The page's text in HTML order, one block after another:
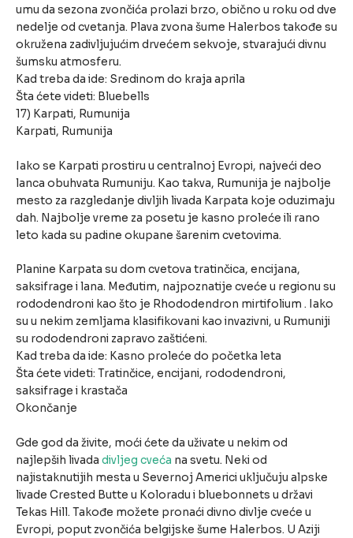
umu da sezona zvončića prolazi brzo, obično u roku od dve
nedelje od cvetanja. Plava zvona šume Halerbos takođe su
okružena zadivljujućim drvećem sekvoje, stvarajući divnu
šumsku atmosferu.
Kad treba da ide: Sredinom do kraja aprila
Šta ćete videti: Bluebells
17) Karpati, Rumunija
Karpati, Rumunija
Iako se Karpati prostiru u centralnoj Evropi, najveći deo
lanca obuhvata Rumuniju. Kao takva, Rumunija je najbolje
mesto za razgledanje divljih livada Karpata koje oduzimaju
dah. Najbolje vreme za posetu je kasno proleće ili rano
leto kada su padine okupane šarenim cvetovima.
Planine Karpata su dom cvetova tratinčica, encijana,
saksifrage i lana. Međutim, najpoznatije cveće u regionu su
rododendroni kao što je Rhododendron mirtifolium . Iako
su u nekim zemljama klasifikovani kao invazivni, u Rumuniji
su rododendroni zapravo zaštićeni.
Kad treba da ide: Kasno proleće do početka leta
Šta ćete videti: Tratinčice, encijani, rododendroni,
saksifrage i krastača
Okončanje
Gde god da živite, moći ćete da uživate u nekim od
najlepših livada divljeg cveća na svetu. Neki od
najistaknutijih mesta u Severnoj Americi uključuju alpske
livade Crested Butte u Koloradu i bluebonnets u državi
Tekas Hill. Takođe možete pronaći divno divlje cveće u
Evropi, poput zvončića belgijske šume Halerbos. U Aziji